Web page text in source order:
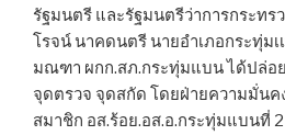
รัฐมนตรี และรัฐมนตรีว่าการกระท
โรจน์ นาคดนตรี นายอำเภอกระทุ่ม
มณฑา ผกก.สภ.กระทุ่มแบน ได้ปล่อ
จุดตรวจ จุดสกัด โดยฝ่ายความมั่นค
สมาชิก อส.ร้อย.อส.อ.กระทุ่มแบนที่